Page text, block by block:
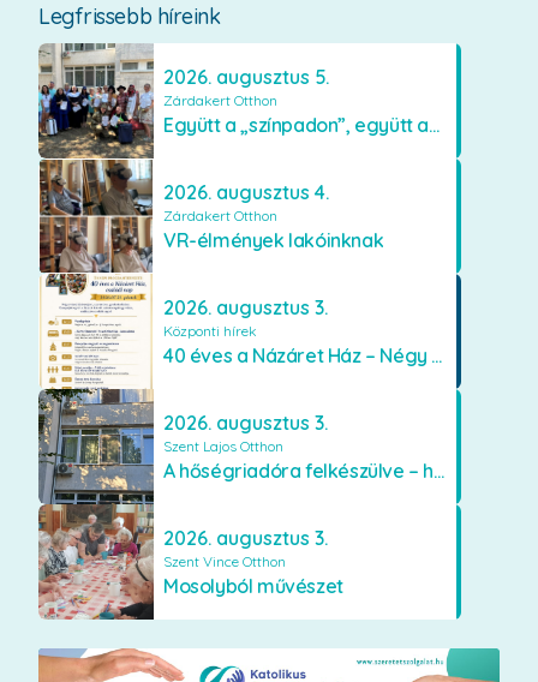
Legfrissebb híreink
2026. augusztus 5.
Zárdakert Otthon
Együtt a „színpadon”, együtt az élményekért 🎭✨
2026. augusztus 4.
Zárdakert Otthon
VR-élmények lakóinknak
2026. augusztus 3.
Központi hírek
40 éves a Názáret Ház – Négy évtized szeretetben és gondoskodásban
2026. augusztus 3.
Szent Lajos Otthon
A hőségriadóra felkészülve – hűsítő fejlesztések a Szent Lajos Otthonban
2026. augusztus 3.
Szent Vince Otthon
Mosolyból művészet